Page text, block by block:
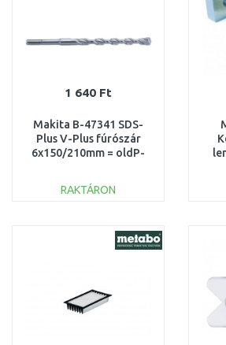
1 640 Ft
Makita B-47341 SDS-
Plus V-Plus fúrószár
6x150/210mm = oldP-
RAKTÁRON
Összehasonlítás